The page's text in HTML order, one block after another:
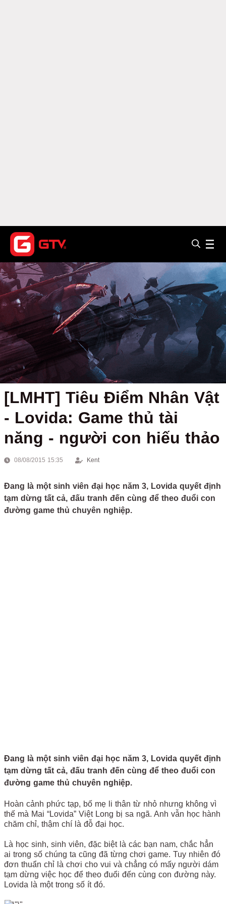
[LMHT] Tiêu Điểm Nhân Vật
- Lovida: Game thủ tài
năng - người con hiếu thảo
08/08/2015 15:35 Kent
Đang là một sinh viên đại học năm 3, Lovida quyết định
tạm dừng tất cả, đấu tranh đến cùng để theo đuổi con
đường game thủ chuyên nghiệp.
Đang là một sinh viên đại học năm 3, Lovida quyết định
tạm dừng tất cả, đấu tranh đến cùng để theo đuổi con
đường game thủ chuyên nghiệp.
Hoàn cảnh phức tạp, bố mẹ li thân từ nhỏ nhưng không vì
thế mà Mai “Lovida” Việt Long bị sa ngã. Anh vẫn học hành
chăm chỉ, thậm chí là đỗ đại học.
Là học sinh, sinh viên, đặc biệt là các bạn nam, chắc hẳn
ai trong số chúng ta cũng đã từng chơi game. Tuy nhiên đó
đơn thuẩn chỉ là chơi cho vui và chẳng có mấy người dám
tạm dừng việc học để theo đuổi đến cùng con đường này.
Lovida là một trong số ít đó.